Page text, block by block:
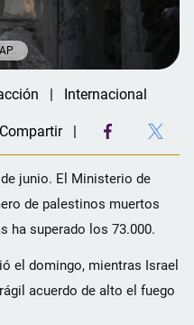
Internacional
Compartir
de junio. El Ministerio de
de palestinos muertos
ha superado los 73.000.
el domingo, mientras Israel
acuerdo de alto el fuego